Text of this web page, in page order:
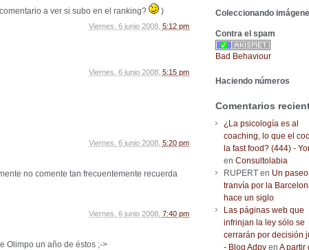
a ver si subo en el ranking? )
Viernes, 6 junio 2008, 5:12 pm
Viernes, 6 junio 2008, 5:15 pm
Viernes, 6 junio 2008, 5:20 pm
no comente tan frecuentemente recuerda
Viernes, 6 junio 2008, 7:40 pm
Olimpo un año de éstos ;->
Coleccionando
Contra el spam
Bad Behaviour
Haciendo números
Comentarios
¿La psicología es al
coaching, lo que el
la fast food? (444) -
en Consultolabia
RUPERT en Un
tranvía por la
hace un siglo
Las páginas web que
infrinjan la ley sólo se
cerrarán por decisión
- Blog Adpv en A partir